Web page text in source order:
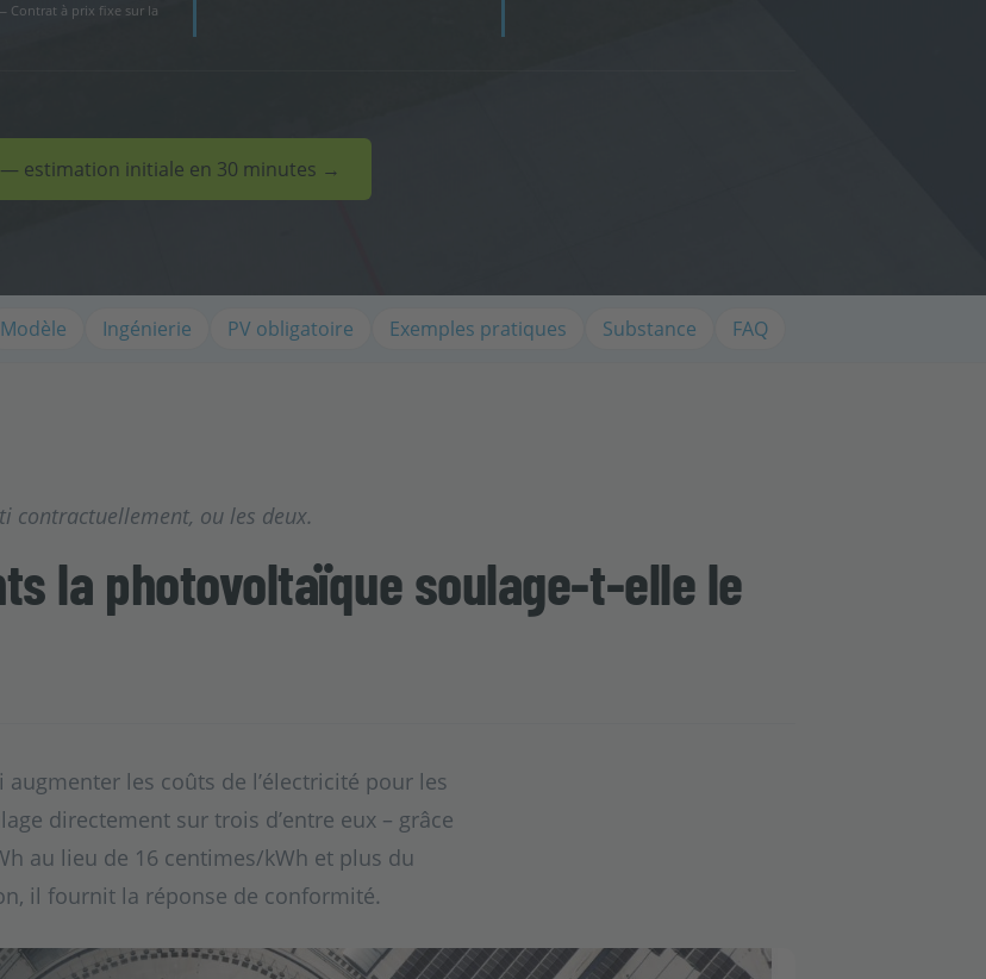
Contrat à prix fixe sur la
estimation initiale en 30 minutes →
Modèle Ingénierie PV obligatoire Exemples pratiques Substance FAQ
contractuellement, ou les deux.
la photovoltaïque soulage-t-elle le
les coûts de l’électricité pour les
directement sur trois d’entre eux – grâce
au lieu de 16 centimes/kWh et plus du
il fournit la réponse de conformité.